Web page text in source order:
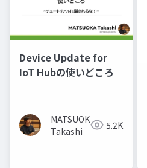
Device Update for
IoT Hubの使いどころ
MATSUOKA
Takashi
5.2K